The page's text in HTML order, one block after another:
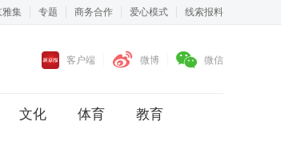
雅集 专题 商务合作 爱心模式 线索报料
客户端 微博 微信
文化 体育 教育